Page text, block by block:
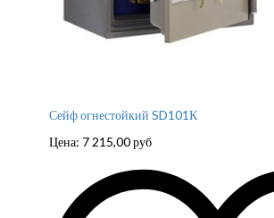
Сейф огнестойкий SD101К
Цена: 7 215,00руб